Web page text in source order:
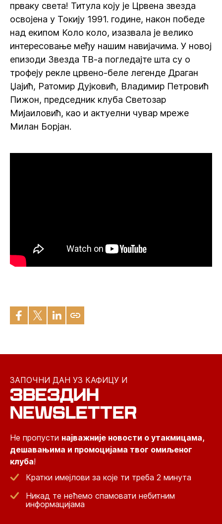
прваку света! Титула коју је Црвена звезда
освојена у Токију 1991. године, након победе
над екипом Коло коло, изазвала је велико
интересовање међу нашим навијачима. У новој
епизоди Звезда ТВ-а погледајте шта су о
трофеју рекле црвено-беле легенде Драган
Џајић, Ратомир Дујковић, Владимир Петровић
Пижон, председник клуба Светозар
Мијаиловић, као и актуелни чувар мреже
Милан Борјан.
ЗАПОЧНИ ДАН УЗ КАФИЦУ И
ЗВЕЗДИН
NEWSLETTER
Не пропусти најважније новости о утакмицама,
дешавањима и промоцијама твог омиљеног
клуба!
Кратки имејлови за које ти треба 2 минута
Никад те нећемо спамовати небитним
информацијама